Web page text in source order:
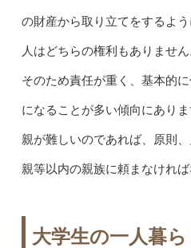
の財産から取り立てをするよ
人はどちらの権利もありません
そのため責任が重く、基本的
になることが多い傾向にありま
親が難しいのであれば、原則
親等以内の親族に頼まなければ
大学生の一人暮